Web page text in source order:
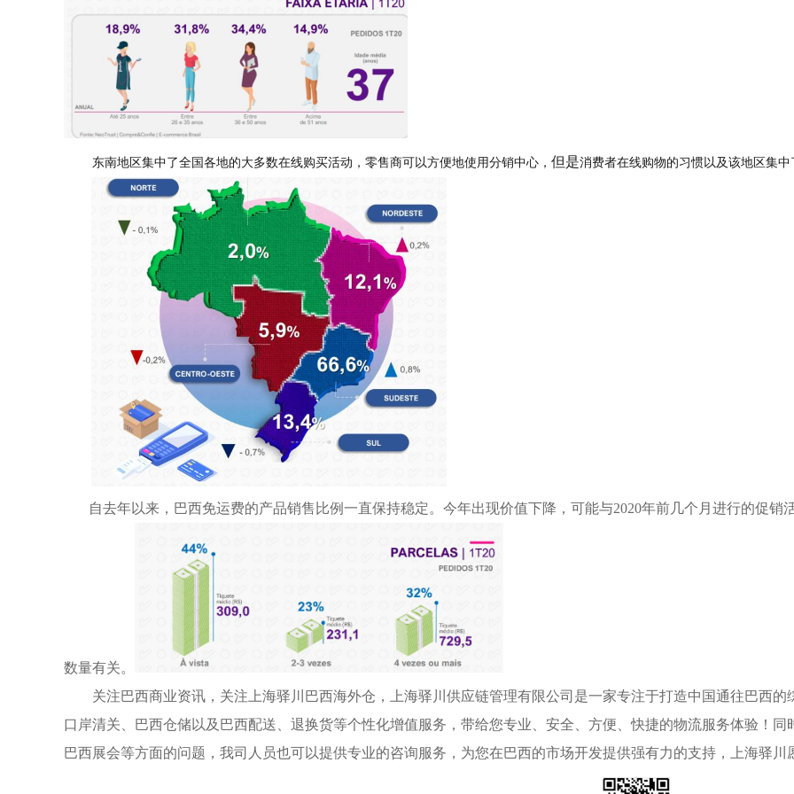
东南地区集中了全国各地的大多数在线购买活动，零售商可以方便地使用分销中心， 但是消费者在线购物的习惯以及该地区集中
自去年以来，巴西免运费的产品销售比例一直保持稳定。 今年出现价值下降，可能与2020年前几个月进行的促销
数量有关。
关注巴西商业资讯，关注上海驿川巴西海外仓，上海驿川供应链管理有限公司是一家专注于打造中国通往巴西的
口岸清关、巴西仓储以及巴西配送、退换货等个性化增值服务，带给您专业、安全、方便、快捷的物流服务体验！同
巴西展会等方面的问题，我司人员也可以提供专业的咨询服务，为您在巴西的市场开发提供强有力的支持，上海驿川